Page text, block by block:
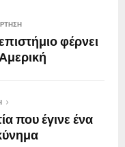
φέρνει
που έγινε ένα